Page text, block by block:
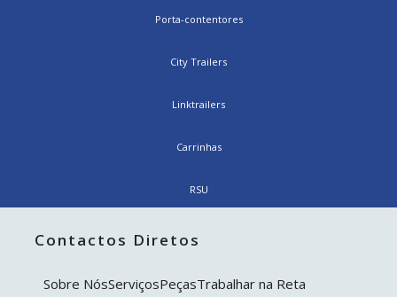
Porta-contentores
City Trailers
Linktrailers
Carrinhas
RSU
Contactos Diretos
Sobre NósServiçosPeçasTrabalhar na Reta